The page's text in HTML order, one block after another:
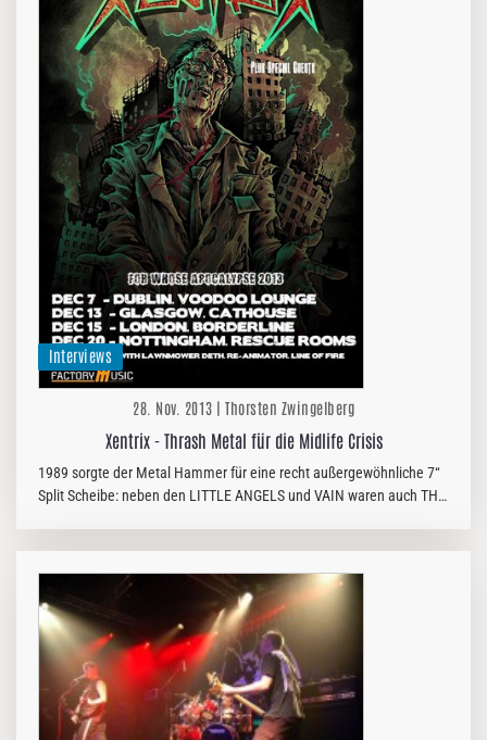
Interviews
28. Nov. 2013 | Thorsten Zwingelberg
Xentrix - Thrash Metal für die Midlife Crisis
1989 sorgte der Metal Hammer für eine recht außergewöhnliche 7“
Split Scheibe: neben den LITTLE ANGELS und VAIN waren auch THE